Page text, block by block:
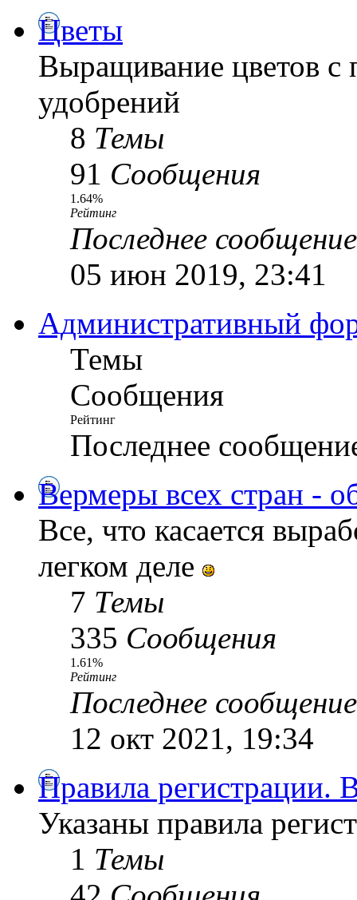
Цветы
Выращивание цветов с
удобрений
8 Темы
91 Сообщения
1.64%
Рейтинг
Последнее сообщение
05 июн 2019, 23:41
Административный
Темы
Сообщения
Рейтинг
Последнее
Вермеры всех стран -
Все, что касается
легком деле
7 Темы
335 Сообщения
1.61%
Рейтинг
Последнее сообщение
12 окт 2021, 19:34
Правила
Указаны правила
1 Темы